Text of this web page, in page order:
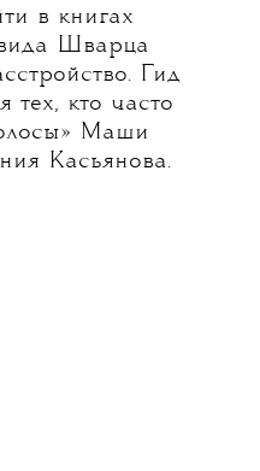
в книгах
Шварца
Гид
кто часто
Маши
Касьянова.